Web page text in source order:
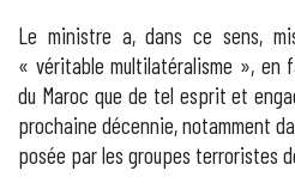
Le ministre a, dans ce sens,
« véritable multilatéralisme »,
du Maroc que de tel esprit et
prochaine décennie, notamment
posée par les groupes terroristes